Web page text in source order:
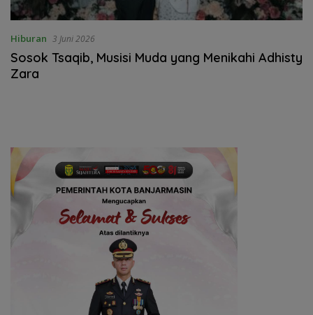
Hiburan 3 Juni 2026
Sosok Tsaqib, Musisi Muda yang Menikahi Adhisty
Zara